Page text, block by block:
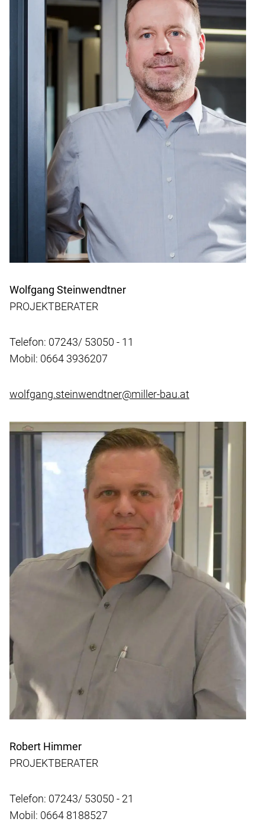
Wolfgang Steinwendtner
PROJEKTBERATER
Telefon: 07243/ 53050 - 11
Mobil: 0664 3936207
wolfgang.steinwendtner@miller-bau.at
Robert Himmer
PROJEKTBERATER
Telefon: 07243/ 53050 - 21
Mobil: 0664 8188527